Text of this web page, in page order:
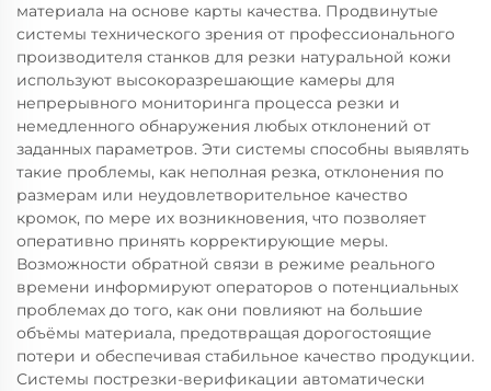
материала на основе карты качества. Продвинутые
системы технического зрения от профессионального
производителя станков для резки натуральной кожи
используют высокоразрешающие камеры для
непрерывного мониторинга процесса резки и
немедленного обнаружения любых отклонений от
заданных параметров. Эти системы способны выявлять
такие проблемы, как неполная резка, отклонения по
размерам или неудовлетворительное качество
кромок, по мере их возникновения, что позволяет
оперативно принять корректирующие меры.
Возможности обратной связи в режиме реального
времени информируют операторов о потенциальных
проблемах до того, как они повлияют на большие
объёмы материала, предотвращая дорогостоящие
потери и обеспечивая стабильное качество продукции.
Системы пострезки-верификации автоматически